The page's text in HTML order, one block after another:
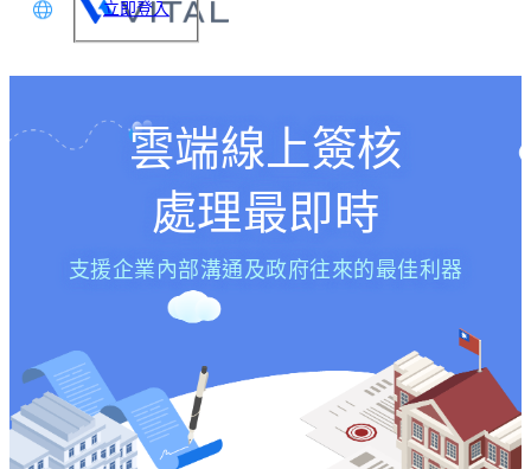
立即登入
雲端線上簽核
處理最即時
支援企業內部溝通及政府往來的最佳利器